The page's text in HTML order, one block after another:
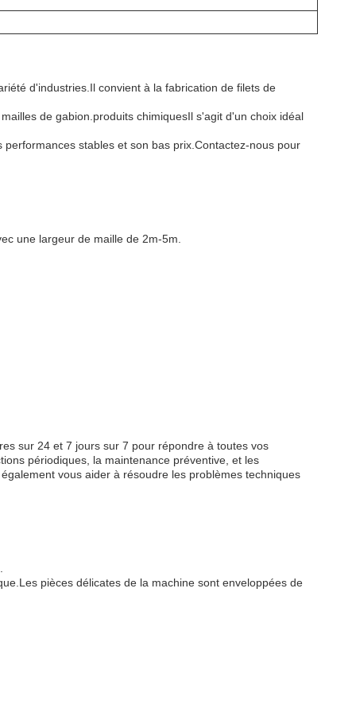
d'industries.Il convient à la fabrication de filets de
de gabion.produits chimiquesIl s'agit d'un choix idéal
stables et son bas prix.Contactez-nous pour
une largeur de maille de 2m-5m.
sur 24 et 7 jours sur 7 pour répondre à toutes vos
périodiques, la maintenance préventive, et les
vous aider à résoudre les problèmes techniques
pièces délicates de la machine sont enveloppées de